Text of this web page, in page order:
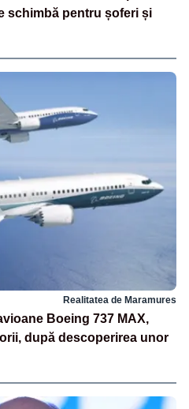
schimbă pentru șoferi și
Realitatea de Maramures
Boeing 737 MAX,
după descoperirea unor